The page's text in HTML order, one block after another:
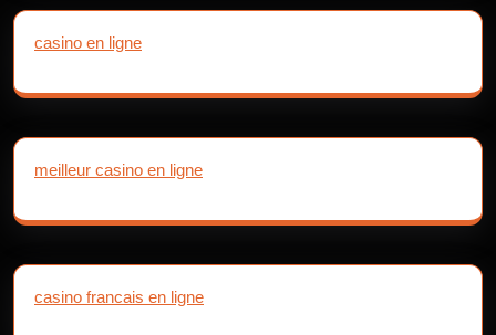
casino en ligne
meilleur casino en ligne
casino francais en ligne